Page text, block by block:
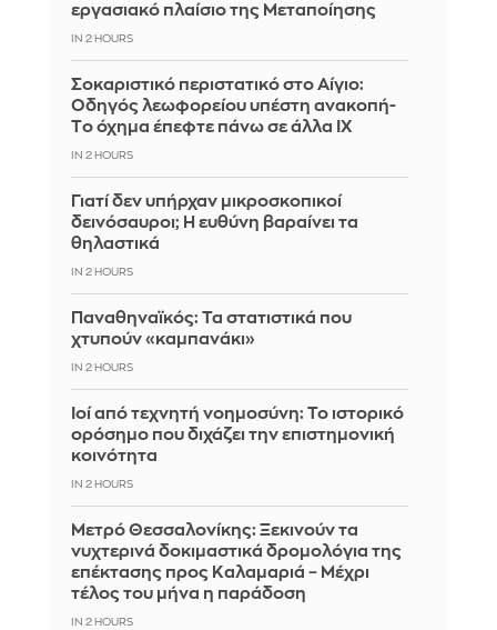
εργασιακό πλαίσιο της Μεταποίησης
IN 2 HOURS
Σοκαριστικό περιστατικό στο Αίγιο:
Οδηγός λεωφορείου υπέστη ανακοπή-
Tο όχημα έπεφτε πάνω σε άλλα ΙΧ
IN 2 HOURS
Γιατί δεν υπήρχαν μικροσκοπικοί
δεινόσαυροι; Η ευθύνη βαραίνει τα
θηλαστικά
IN 2 HOURS
Παναθηναϊκός: Τα στατιστικά που
χτυπούν «καμπανάκι»
IN 2 HOURS
Ιοί από τεχνητή νοημοσύνη: Το ιστορικό
ορόσημο που διχάζει την επιστημονική
κοινότητα
IN 2 HOURS
Μετρό Θεσσαλονίκης: Ξεκινούν τα
νυχτερινά δοκιμαστικά δρομολόγια της
επέκτασης προς Καλαμαριά – Μέχρι
τέλος του μήνα η παράδοση
IN 2 HOURS